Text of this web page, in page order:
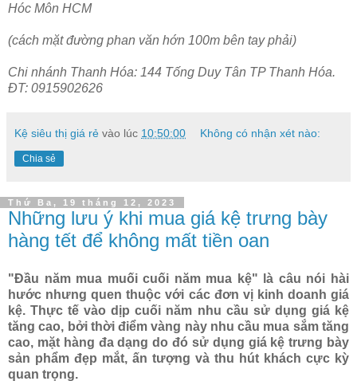
Hóc Môn HCM
(cách mặt đường phan văn hớn 100m bên tay phải)
Chi nhánh Thanh Hóa: 144 Tống Duy Tân TP Thanh Hóa.
ĐT: 0915902626
Kệ siêu thị giá rẻ vào lúc 10:50:00 Không có nhận xét nào:
Chia sẻ
Thứ Ba, 19 tháng 12, 2023
Những lưu ý khi mua giá kệ trưng bày
hàng tết để không mất tiền oan
"Đầu năm mua muối cuối năm mua kệ" là câu nói hài
hước nhưng quen thuộc với các đơn vị kinh doanh giá
kệ. Thực tế vào dịp cuối năm nhu cầu sử dụng giá kệ
tăng cao, bởi thời điểm vàng này nhu cầu mua sắm tăng
cao, mặt hàng đa dạng do đó sử dụng giá kệ trưng bày
sản phẩm đẹp mắt, ấn tượng và thu hút khách cực kỳ
quan trọng.